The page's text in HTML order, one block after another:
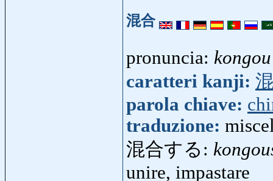
混合
pronuncia: kongou
caratteri kanji:
parola chiave:
traduzione:
混合する:
unire, impastare